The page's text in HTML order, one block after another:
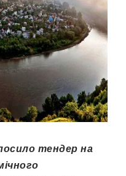
тендер на